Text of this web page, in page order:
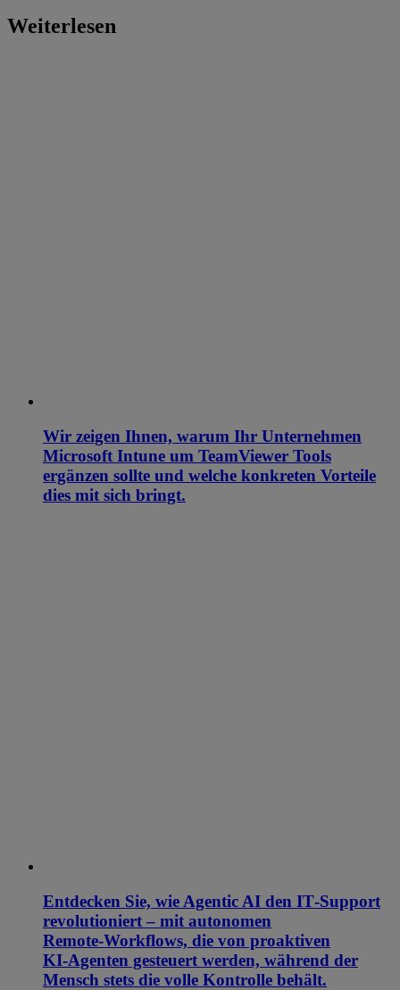
Weiterlesen
Wir zeigen Ihnen, warum Ihr Unternehmen
Microsoft Intune um TeamViewer Tools
ergänzen sollte und welche konkreten Vorteile
dies mit sich bringt.
Entdecken Sie, wie Agentic AI den IT‑Support
revolutioniert – mit autonomen
Remote‑Workflows, die von proaktiven
KI‑Agenten gesteuert werden, während der
Mensch stets die volle Kontrolle behält.